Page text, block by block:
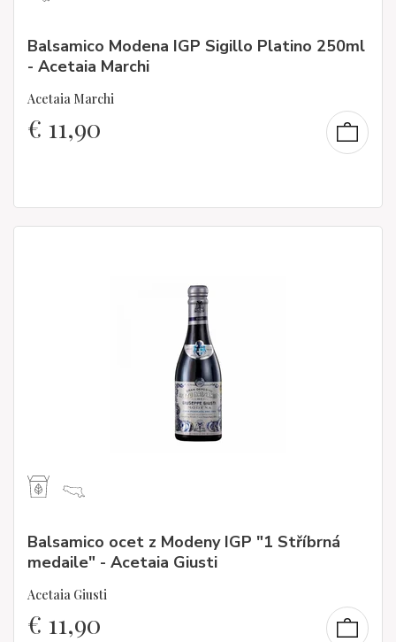
Balsamico Modena IGP Sigillo Platino 250ml
- Acetaia Marchi
Acetaia Marchi
€ 11,90
Balsamico ocet z Modeny IGP "1 Stříbrná
medaile" - Acetaia Giusti
Acetaia Giusti
€ 11,90